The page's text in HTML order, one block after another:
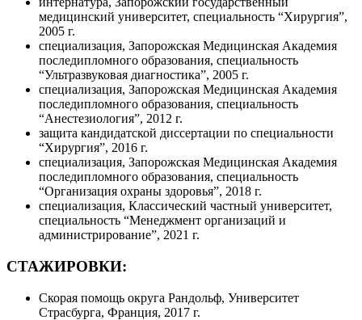
медицинский университет, специальность “Хирургия”,
2005 г.
специализация, Запорожская Медицинская Академия
последипломного образования, специальность
“Ультразвуковая диагностика”, 2005 г.
специализация, Запорожская Медицинская Академия
последипломного образования, специальность
“Анестезиология”, 2012 г.
защита кандидатской диссертации по специальности
“Хирургия”, 2016 г.
специализация, Запорожская Медицинская Академия
последипломного образования, специальность
“Организация охраны здоровья”, 2018 г.
специализация, Классический частный университет,
специальность “Менеджмент организаций и
администрирование”, 2021 г.
СТАЖИРОВКИ:
Скорая помощь округа Рандольф, Университет
Страсбурга, Франция, 2017 г.